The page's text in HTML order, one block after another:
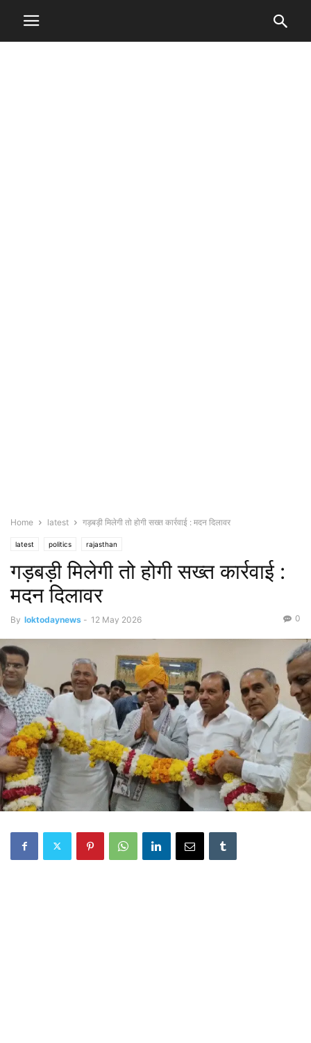
Home latest गड़बड़ी मिलेगी तो होगी सख्त कार्रवाई : मदन दिलावर
latest politics rajasthan
गड़बड़ी मिलेगी तो होगी सख्त कार्रवाई :
मदन दिलावर
By loktodaynews - 12 May 2026 0